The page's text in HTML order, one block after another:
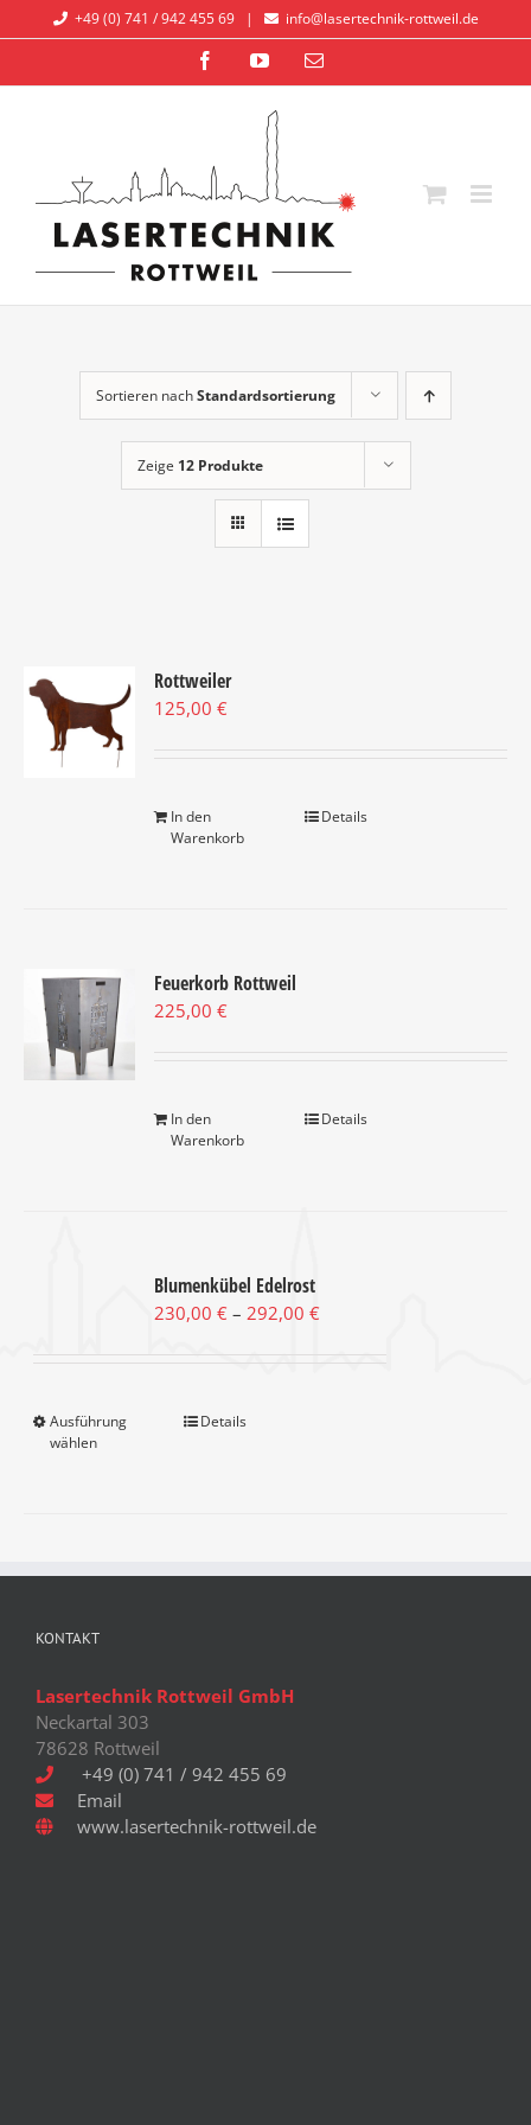
Inhalt
+49 (0) 741 / 942 455 69| info@lasertechnik-rottweil.de
FacebookYouTubeE-
Sortieren nachStandardsortierung
Zeige 12 Produkte
Rottweiler
125,00€
In den
Warenkorb
Details
Feuerkorb Rottweil
225,00€
In den
Warenkorb
Details
Blumenkübel Edelrost
230,00€ –292,00€
bis
Ausführung
wählen
Dieses
Die
Produktseite
werden
Details
KONTAKT
Lasertechnik Rottweil GmbH
Neckartal 303
78628 Rottweil
+49 (0) 741 / 942 455 69
Email
www.lasertechnik-rottweil.de